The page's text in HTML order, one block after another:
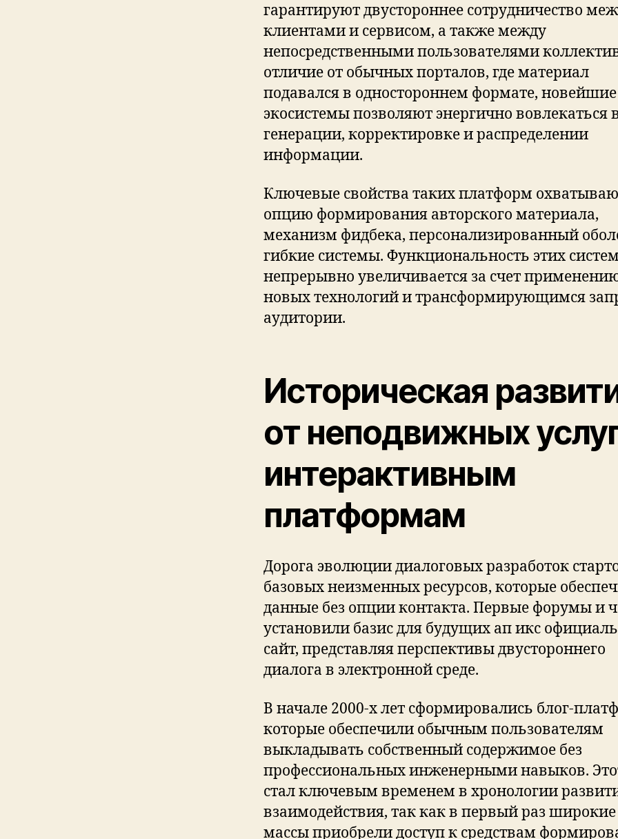
гарантируют двустороннее сотрудничество
клиентами и сервисом, а также между
непосредственными пользователями
отличие от обычных порталов, где материал
подавался в одностороннем формате, новейшие
экосистемы позволяют энергично вовлекаться
генерации, корректировке и распределении
информации.
Ключевые свойства таких платформ
опцию формирования авторского материала,
механизм фидбека, персонализированный
гибкие системы. Функциональность этих
непрерывно увеличивается за счет
новых технологий и трансформирующимся
аудитории.
Историческая
от неподвижных
интерактивным
платформам
Дорога эволюции диалоговых разработок
базовых неизменных ресурсов, которые
данные без опции контакта. Первые форумы и
установили базис для будущих ап икс
сайт, представляя перспективы двустороннего
диалога в электронной среде.
В начале 2000-х лет сформировались блог-
которые обеспечили обычным пользователям
выкладывать собственный содержимое без
профессиональных инженерными навыков.
стал ключевым временем в хронологии
взаимодействия, так как в первый раз широкие
массы приобрели доступ к средствам